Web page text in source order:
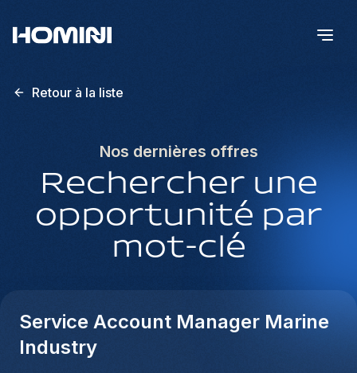
Retour à la liste
Nos dernières offres
Rechercher une
opportunité par
mot-clé
Service Account Manager Marine
Industry